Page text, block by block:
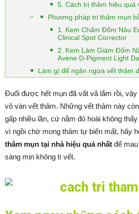
5. Cách trị thâm hiệu quả
Phương pháp trị thâm mụn
1. Kem Chấm Đốm Nâu
Clinical Spot Corrector
2. Kem Làm Giảm Đốm
Avène D-Pigment Light
Làm gì để ngăn ngừa vết thâm
Đuổi được hết mụn đã vất vả lắm rồi, vậy
vô vàn vết thâm. Những vết thâm này
gấp nhiều lần, cứ nằm đó hoài không
vì ngồi chờ mong thâm tự biến mất, hãy
thâm mụn tại nhà hiệu quả nhất để
sáng mịn không tì vết.